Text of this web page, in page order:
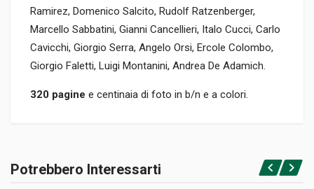
Ramirez, Domenico Salcito, Rudolf Ratzenberger,
Marcello Sabbatini, Gianni Cancellieri, Italo Cucci, Carlo
Cavicchi, Giorgio Serra, Angelo Orsi, Ercole Colombo,
Giorgio Faletti, Luigi Montanini, Andrea De Adamich.
320 pagine e centinaia di foto in b/n e a colori.
Rilegato
Accedi o registrati
Potrebbero Interessarti